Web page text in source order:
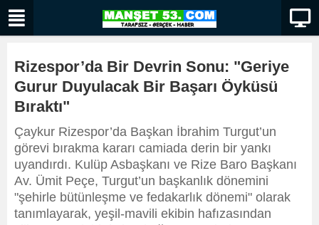
Rizespor’da Bir Devrin Sonu: "Geriye
Gurur Duyulacak Bir Başarı Öyküsü
Bıraktı"
Çaykur Rizespor’da Başkan İbrahim Turgut’un
görevi bırakma kararı camiada derin bir yankı
uyandırdı. Kulüp Asbaşkanı ve Rize Baro Başkanı
Av. Ümit Peçe, Turgut’un başkanlık dönemini
"şehirle bütünleşme ve fedakarlık dönemi" olarak
tanımlayarak, yeşil-mavili ekibin hafızasından